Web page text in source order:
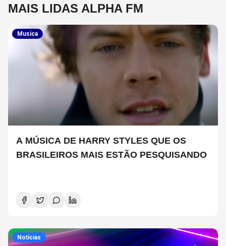
MAIS LIDAS ALPHA FM
Musica
A MÚSICA DE HARRY STYLES QUE OS
BRASILEIROS MAIS ESTÃO PESQUISANDO
Noticias